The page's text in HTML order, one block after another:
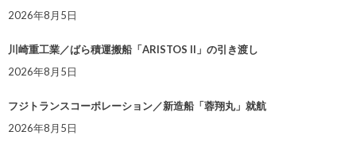
2026年8月5日
川崎重工業／ばら積運搬船「ARISTOS II」の引き渡し
2026年8月5日
フジトランスコーポレーション／新造船「蓉翔丸」就航
2026年8月5日